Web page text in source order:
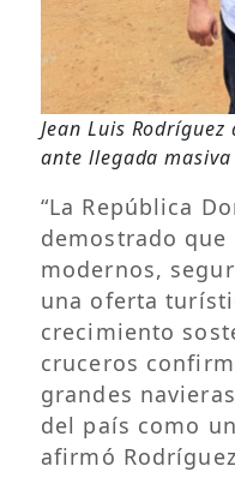
Jean Luis
ante llegada
“La República
demostrado
modernos,
una oferta
crecimiento
cruceros
grandes
del país como
afirmó